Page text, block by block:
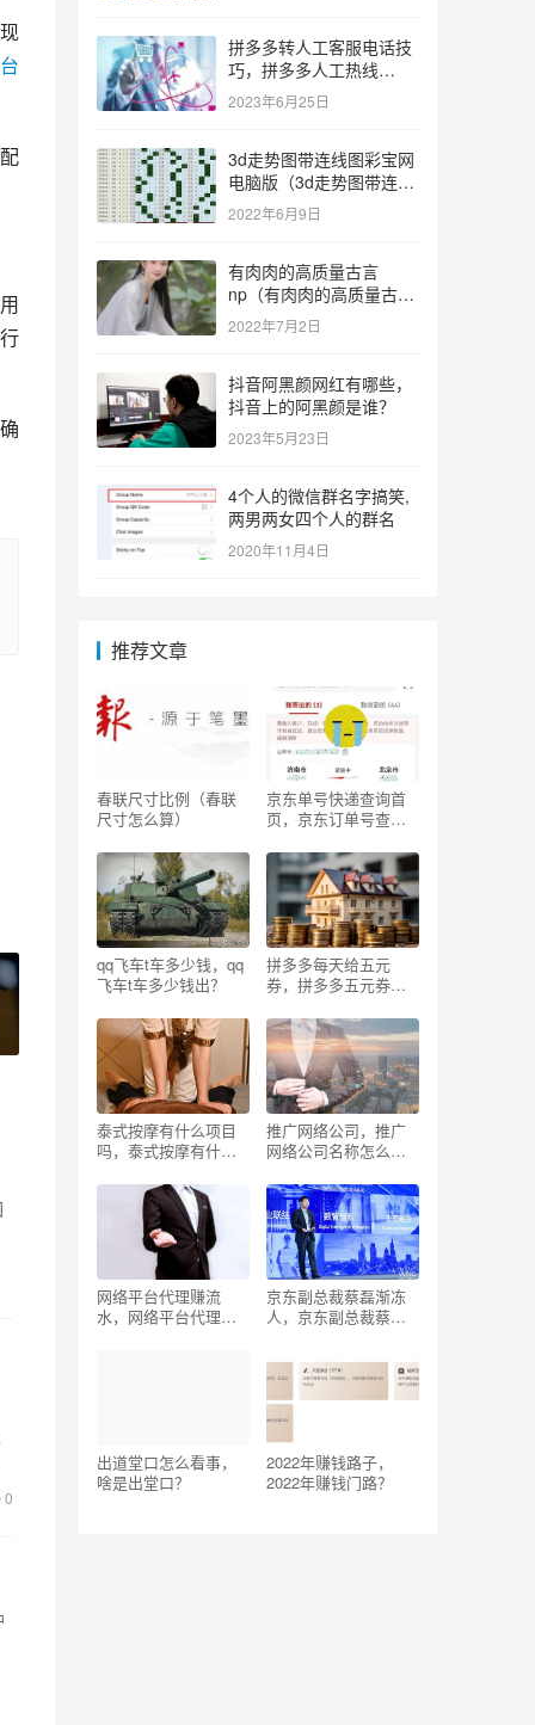
0
拼多多转人工客服电话技
巧，拼多多人工热线
9541344？
2023年6月25日
3d走势图带连线图彩宝网
电脑版（3d走势图带连线
图彩宝网手机版）
2022年6月9日
有肉肉的高质量古言
np（有肉肉的高质量古言
np推荐）
2022年7月2日
抖音阿黑颜网红有哪些，
抖音上的阿黑颜是谁？
2023年5月23日
4个人的微信群名字搞笑,
两男两女四个人的群名
2020年11月4日
推荐文章
春联尺寸比例（春联
尺寸怎么算）
京东单号快递查询首
页，京东订单号查
qq飞车t车多少钱，qq
飞车t车多少钱出？
拼多多每天给五元
券，拼多多五元券要
泰式按摩有什么项目
吗，泰式按摩有什么
推广网络公司，推广
网络公司名称怎么取
网络平台代理赚流
水，网络平台代理赚
京东副总裁蔡磊渐冻
人，京东副总裁蔡磊
出道堂口怎么看事，
啥是出堂口？
2022年赚钱路子，
2022年赚钱门路？